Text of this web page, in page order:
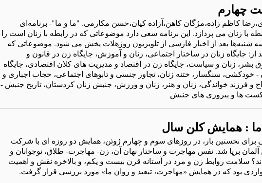
چهارم
کاظم زاده‌،مژگان کاهن،آزاده‌ کیان،حسن مکارمی. "ما و ما"- برنامه‌ای
با زنان می پردازد. این برنامه‌ سعی دارد موضوعاتی که‌ در رابطه‌ با زنان است را
شنبه‌ها بعد از اخبار فارسی از تلویزیون روژهلات پخش می شود. موضوعاتی که‌
از: جایگاه‌ زنان در ساختار اجتماعی، زنان و آموزش، جایگاه‌ زن در قانون و
زنان و سیاست، جایگاه‌ زن در اقتصاد و مدیریت های کلان اقتصادی، جایگاه‌
خودکشی، سنگسار، ختنه‌ زنان، تجاوز جنسی و تابوهای اجتماعی، حجاب اجباری و
و فرزند خواندگی، زنان و هنر، زنان و ورزش، جنبش زنان کردستان، تاریخ جنبش -
ها و پیروزی های جنبش
نخستين بار، در روزهای سوم و چهارم ژوئن، همايش دو روزه ای با شرکت
آلمان برپا شد. نفس مهاجرت و ساختار نهان آن، زن- مهاجرت- طلاق، نوجوانان و
سلامت روابط زن و مرد در آستانه قرن بيست و يکم، و بالاخره نقش و اهميت
بود که در همايش «مهاجرت، تبعيد و روان ما» مورد بررسی قرار گرفت.